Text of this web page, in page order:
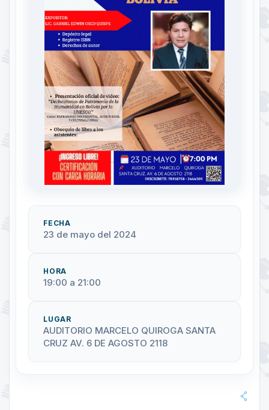
FECHA
23 de mayo del 2024
HORA
19:00 a 21:00
LUGAR
AUDITORIO MARCELO QUIROGA SANTA
CRUZ AV. 6 DE AGOSTO 2118